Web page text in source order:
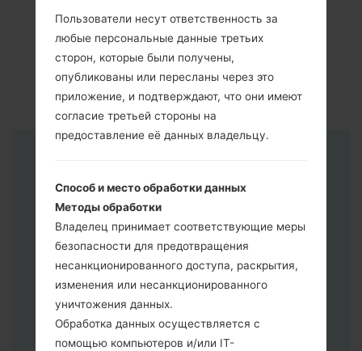
Пользователи несут ответственность за
любые персональные данные третьих
сторон, которые были получены,
опубликованы или пересланы через это
приложение, и подтверждают, что они имеют
согласие третьей стороны на
предоставление её данных владельцу.
Способ и место обработки данных
Методы обработки
Владелец принимает соответствующие меры
безопасности для предотвращения
несанкционированного доступа, раскрытия,
изменения или несанкционированного
уничтожения данных.
Обработка данных осуществляется с
помощью компьютеров и/или IT-